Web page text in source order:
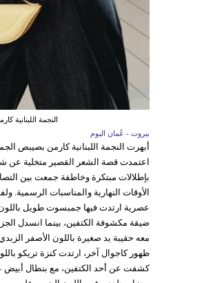
النجمة اللبنانية
بيروت - عُمان اليوم
أبهرت النجمة اللبنانية كارمن بصيبص
اعتمدت قصة الشعر القصير متخلية عن
بإطلالات مبتكرة وخاطفة جمعت بين
الأوقات النهارية والمناسبات الرسمية.
عصرية ارتدت فيها جمبسوت طويل
ضيقة مكشوفة الكتفين، بينما انسدل
معه حقيبة يد صغيرة باللون الأصفر
ظهور كاجوال آخر، ارتدت كنزة تريكو
كشفت عن أحد الكتفين، مع بنطال أبيض